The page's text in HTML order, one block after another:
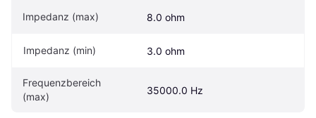
Impedanz (max) 8.0 ohm
Impedanz (min) 3.0 ohm
Frequenzbereich
(max)
35000.0 Hz